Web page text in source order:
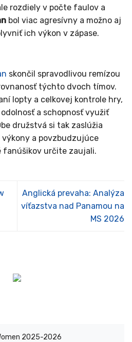
rozdiely v počte faulov a
bol viac agresívny a možno aj
ich výkon v zápase.
skončil spravodlivou remízou
týchto dvoch tímov.
lopty a celkovej kontrole hry,
a schopnosť využiť
družstvá si tak zaslúžia
a povzbudzujúce
určite zaujali.
Anglická prevaha: Analýza
víťazstva nad Panamou na
MS 2026
2025-2026